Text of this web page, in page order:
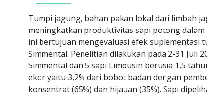
Tumpi jagung, bahan pakan lokal dari limbah
meningkatkan produktivitas sapi potong
ini bertujuan mengevaluasi efek suplementasi
Simmental. Penelitian dilakukan pada 2-31 Juli
Simmental dan 5 sapi Limousin berusia 1,5
ekor yaitu 3,2% dari bobot badan dengan
konsentrat (65%) dan hijauan (35%). Sapi